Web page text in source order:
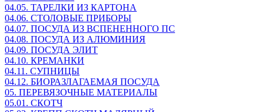
04.05. ТАРЕЛКИ ИЗ КАРТОНА
04.06. СТОЛОВЫЕ ПРИБОРЫ
04.07. ПОСУДА ИЗ ВСПЕНЕННОГО ПС
04.08. ПОСУДА ИЗ АЛЮМИНИЯ
04.09. ПОСУДА ЭЛИТ
04.10. КРЕМАНКИ
04.11. СУПНИЦЫ
04.12. БИОРАЗЛАГАЕМАЯ ПОСУДА
05. ПЕРЕВЯЗОЧНЫЕ МАТЕРИАЛЫ
05.01. СКОТЧ